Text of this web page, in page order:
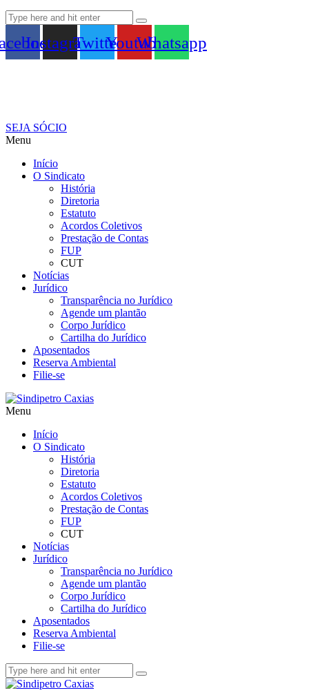
InstagramTwitterYoutubeWhatsapp
SEJA SÓCIO
Menu
Início
O Sindicato
História
Diretoria
Estatuto
Acordos Coletivos
Prestação de Contas
FUP
CUT
Notícias
Jurídico
Transparência no Jurídico
Agende um plantão
Corpo Jurídico
Cartilha do Jurídico
Aposentados
Reserva Ambiental
Filie-se
Menu
Início
O Sindicato
História
Diretoria
Estatuto
Acordos Coletivos
Prestação de Contas
FUP
CUT
Notícias
Jurídico
Transparência no Jurídico
Agende um plantão
Corpo Jurídico
Cartilha do Jurídico
Aposentados
Reserva Ambiental
Filie-se